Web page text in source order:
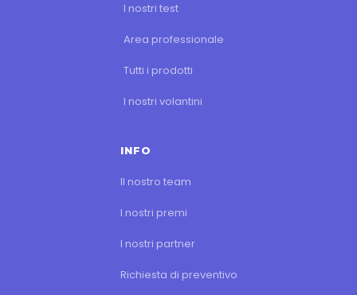
I nostri test
Area professionale
Tutti i prodotti
I nostri volantini
INFO
Il nostro team
I nostri premi
I nostri partner
Richiesta di preventivo